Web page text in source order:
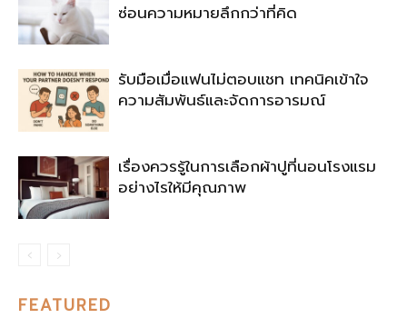
ซ่อนความหมายลึกกว่าที่คิด
รับมือเมื่อแฟนไม่ตอบแชท เทคนิคเข้าใจ
ความสัมพันธ์และจัดการอารมณ์
เรื่องควรรู้ในการเลือกผ้าปูที่นอนโรงแรม
อย่างไรให้มีคุณภาพ
FEATURED